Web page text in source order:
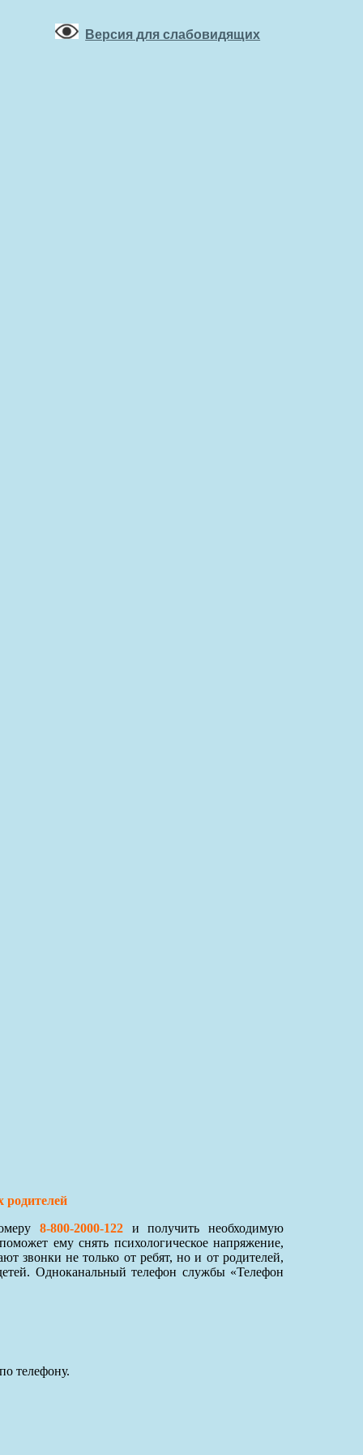
Версия для слабовидящих
родителей
8-800-2000-122и получить необходимую
ему снять психологическое напряжение,
звонки не только от ребят, но и от родителей,
Одноканальный телефон службы «Телефон
телефону.